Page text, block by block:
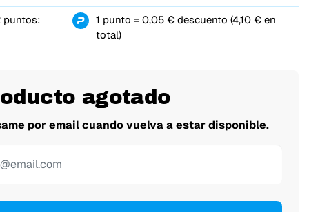
puntos:
1 punto = 0,05 € descuento (4,10 € en
total)
agotado
por email cuando vuelva a estar disponible.